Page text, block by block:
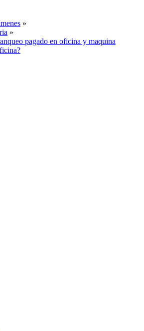
»
»
pagado en oficina y maquina